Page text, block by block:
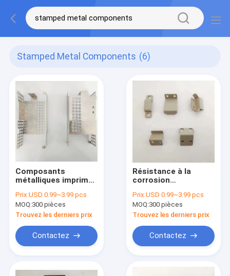
Stamped Metal Components (6)
Composants
métalliques imprimés
corrosion industrielle
Prix:USD 0.99~3.99 pcs
MOQ:300 pièces
Trouvez les derniers prix
Contactez
Résistance à la
corrosion
métalliques de
précision avec des
tolérances serrées
Prix:USD 0.99~3.99 pcs
MOQ:300 pièces
Trouvez les derniers prix
Contactez